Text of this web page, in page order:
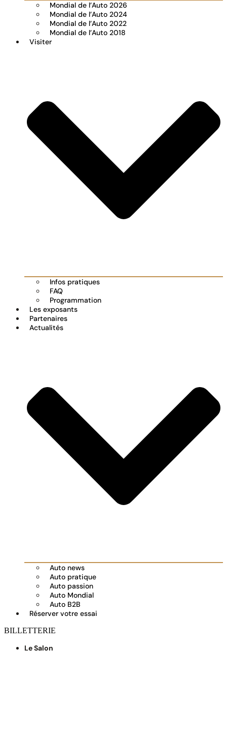
Mondial de l’Auto 2026
Mondial de l’Auto 2024
Mondial de l’Auto 2022
Mondial de l’Auto 2018
Visiter
Infos pratiques
FAQ
Programmation
Les exposants
Partenaires
Actualités
Auto news
Auto pratique
Auto passion
Auto Mondial
Auto B2B
Réserver votre essai
BILLETTERIE
Le Salon